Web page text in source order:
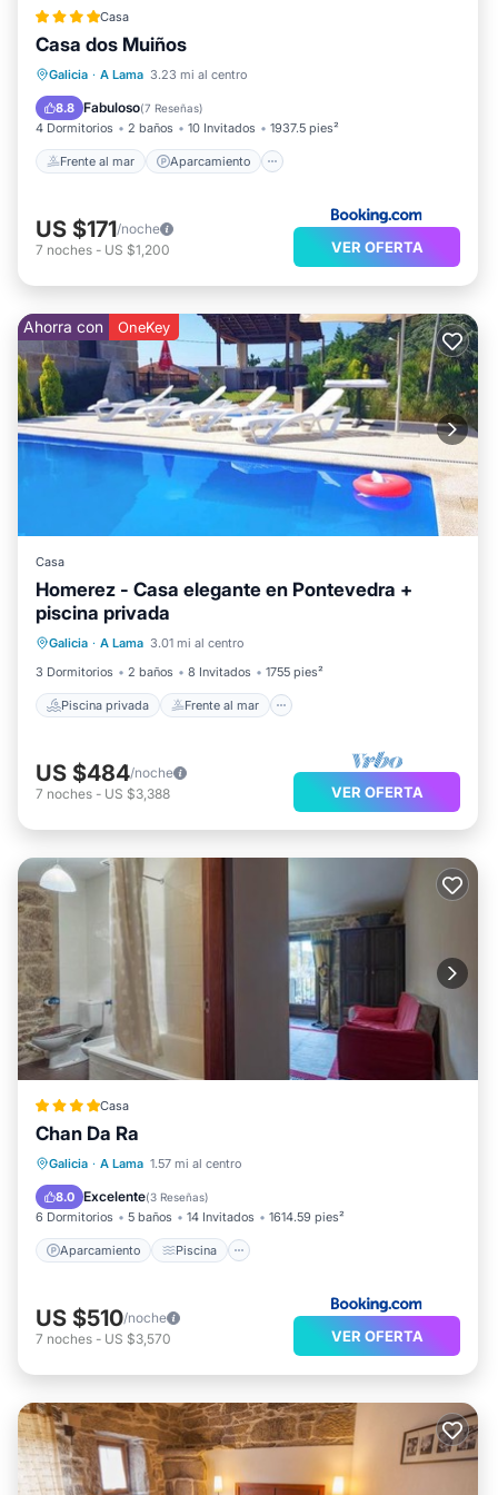
Casa
Casa dos Muiños
Galicia · A Lama 3.23 mi al centro
8.8 Fabuloso(7 Reseñas)
4 Dormitorios 2 baños 10 Invitados 1937.5 pies²
Frente al mar Aparcamiento
Frente al mar Aparcamiento
Vista al mar
US $171/noche
7 noches - US $1,200 VER OFERTA
Ahorra con OneKey
Casa
Homerez - Casa elegante en Pontevedra +
piscina privada
Galicia · A Lama 3.01 mi al centro
3 Dormitorios
2 baños 8 Invitados 1755 pies²
Piscina privada Frente al mar
Piscina privada
Bañera de hidromasaje
US $484/noche
7 noches - US $3,388 VER OFERTA
Casa
Chan Da Ra
Galicia · A Lama 1.57 mi al centro
8.0 Excelente(3 Reseñas)
6 Dormitorios 5 baños 14 Invitados 1614.59 pies²
Aparcamiento Piscina
Aparcamiento
Piscina
Balcón/Terraza
US $510/noche
7 noches - US $3,570 VER OFERTA